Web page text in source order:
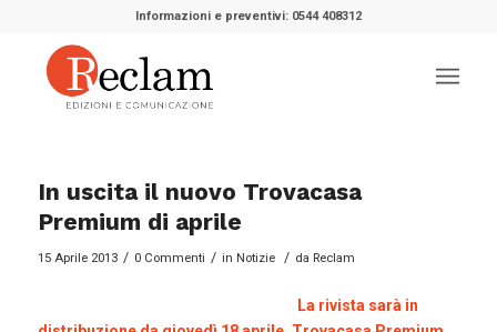
Informazioni e preventivi: 0544 408312
In uscita il nuovo Trovacasa
Premium di aprile
15 Aprile 2013 / 0 Commenti / in Notizie / da Reclam
La rivista sarà in